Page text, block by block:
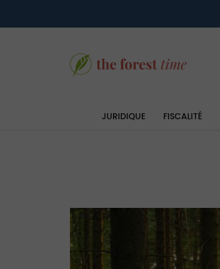
JURIDIQUE FISCALITÉ